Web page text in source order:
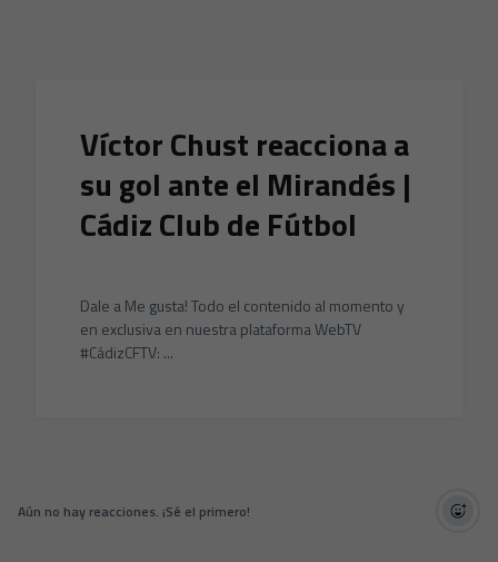
Víctor Chust reacciona a
su gol ante el Mirandés |
Cádiz Club de Fútbol
Dale a Me gusta! Todo el contenido al momento y
en exclusiva en nuestra plataforma WebTV
#CádizCFTV: ...
Aún no hay reacciones. ¡Sé el primero!